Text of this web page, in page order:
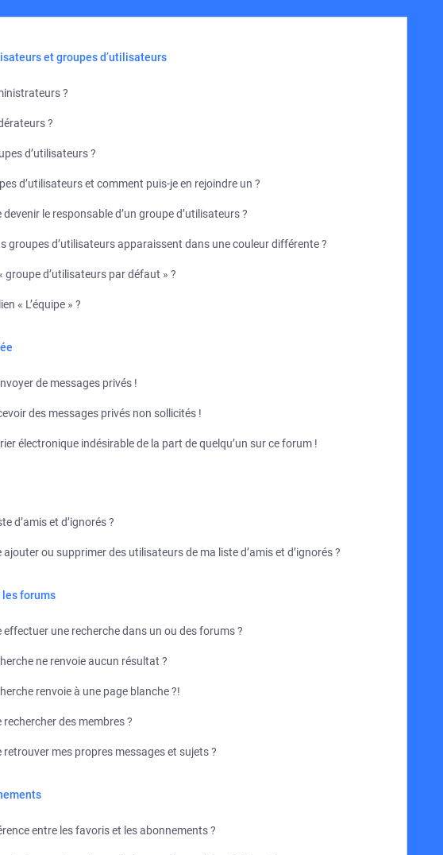
et groupes d’utilisateurs
?
?
d’utilisateurs ?
d’utilisateurs et comment puis-je en rejoindre un ?
le responsable d’un groupe d’utilisateurs ?
groupes d’utilisateurs apparaissent dans une couleur différente ?
groupe d’utilisateurs par défaut » ?
« L’équipe » ?
de messages privés !
des messages privés non sollicités !
électronique indésirable de la part de quelqu’un sur ce forum !
d’amis et d’ignorés ?
ou supprimer des utilisateurs de ma liste d’amis et d’ignorés ?
les forums
effectuer une recherche dans un ou des forums ?
ne renvoie aucun résultat ?
renvoie à une page blanche ?!
des membres ?
retrouver mes propres messages et sujets ?
entre les favoris et les abonnements ?